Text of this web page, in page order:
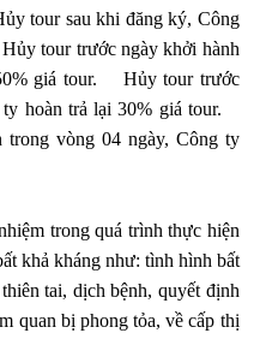
tour sau khi đăng ký, Công
tour trước ngày khởi hành
giá tour.
Hủy tour trước
hoàn trả lại 30% giá tour.
vòng 04 ngày, Công ty
trong quá trình thực hiện
khả kháng như: tình hình bất
tai, dịch bệnh, quyết định
quan bị phong tỏa, về cấp thị